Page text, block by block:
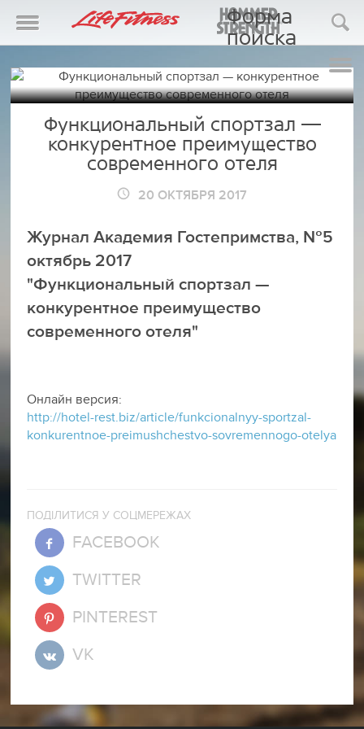
Форма
поиска
Функциональный спортзал —
конкурентное преимущество
современного отеля
20 ОКТЯБРЯ 2017
Журнал Академия Гостепримства, №5
октябрь 2017
"Функциональный спортзал —
конкурентное преимущество
современного отеля"
Онлайн версия:
http://hotel-rest.biz/article/funkcionalnyy-sportzal-
konkurentnoe-preimushchestvo-sovremennogo-otelya
ПОДІЛИТИСЯ У СОЦМЕРЕЖАХ
FACEBOOK
TWITTER
PINTEREST
VK